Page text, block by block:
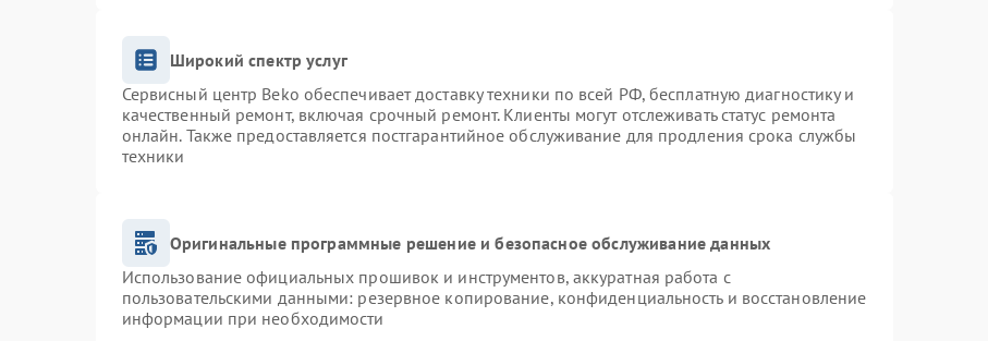
Широкий спектр услуг
Сервисный центр Beko обеспечивает доставку техники по всей РФ, бесплатную диагностику и
качественный ремонт, включая срочный ремонт. Клиенты могут отслеживать статус ремонта
онлайн. Также предоставляется постгарантийное обслуживание для продления срока службы
техники
Оригинальные программные решение и безопасное обслуживание данных
Использование официальных прошивок и инструментов, аккуратная работа с
пользовательскими данными: резервное копирование, конфиденциальность и восстановление
информации при необходимости